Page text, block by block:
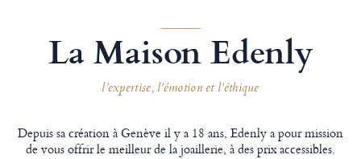
La Maison Edenly
l’expertise, l’émotion et l’éthique
Depuis sa création à Genève il y a 18 ans, Edenly a pour mission
de vous offrir le meilleur de la joaillerie, à des prix accessibles.